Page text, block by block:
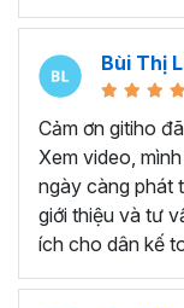
cao, kinh
VPBank,
đoàn Thành
thành thạo
Học nhanh
thực hành
Các video
chủ đề cụ
ứng dụng
Bùi Thị
Cảm ơn gitiho
Xem video,
ngày càng phát
giới thiệu và tư
ích cho dân kế